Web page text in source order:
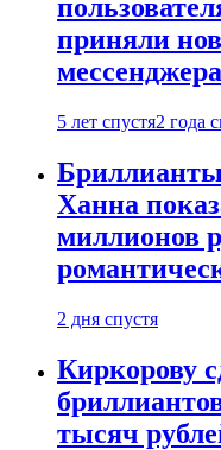
приняли
мессенджера
5 лет спустя2 года
Бриллианты
Ханна
миллионов
2 дня спустя
Киркорову
тысяч